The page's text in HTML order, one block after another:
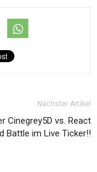
Nächster Artikel
Cinegrey5D vs. React
Battle im Live Ticker!!